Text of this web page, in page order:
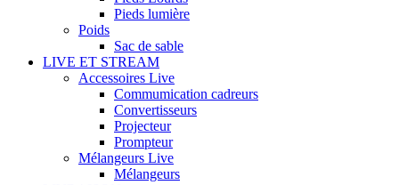
Pieds lumière
Poids
Sac de sable
LIVE ET STREAM
Accessoires Live
Commumication cadreurs
Convertisseurs
Projecteur
Prompteur
Mélangeurs Live
Mélangeurs